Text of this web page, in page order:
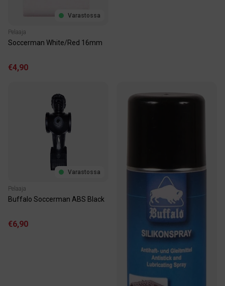
Varastossa
Pelaaja
Soccerman White/Red 16mm
€4,90
Varastossa
Pelaaja
Buffalo Soccerman ABS Black
€6,90